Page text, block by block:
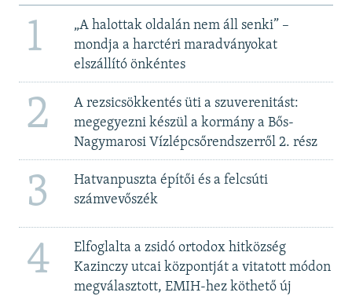
1
„A halottak oldalán nem áll senki” –
mondja a harctéri maradványokat
elszállító önkéntes
2
A rezsicsökkentés üti a szuverenitást:
megegyezni készül a kormány a Bős-
Nagymarosi Vízlépcsőrendszerről 2. rész
3
Hatvanpuszta építői és a felcsúti
számvevőszék
4
Elfoglalta a zsidó ortodox hitközség
Kazinczy utcai központját a vitatott módon
megválasztott, EMIH-hez köthető új